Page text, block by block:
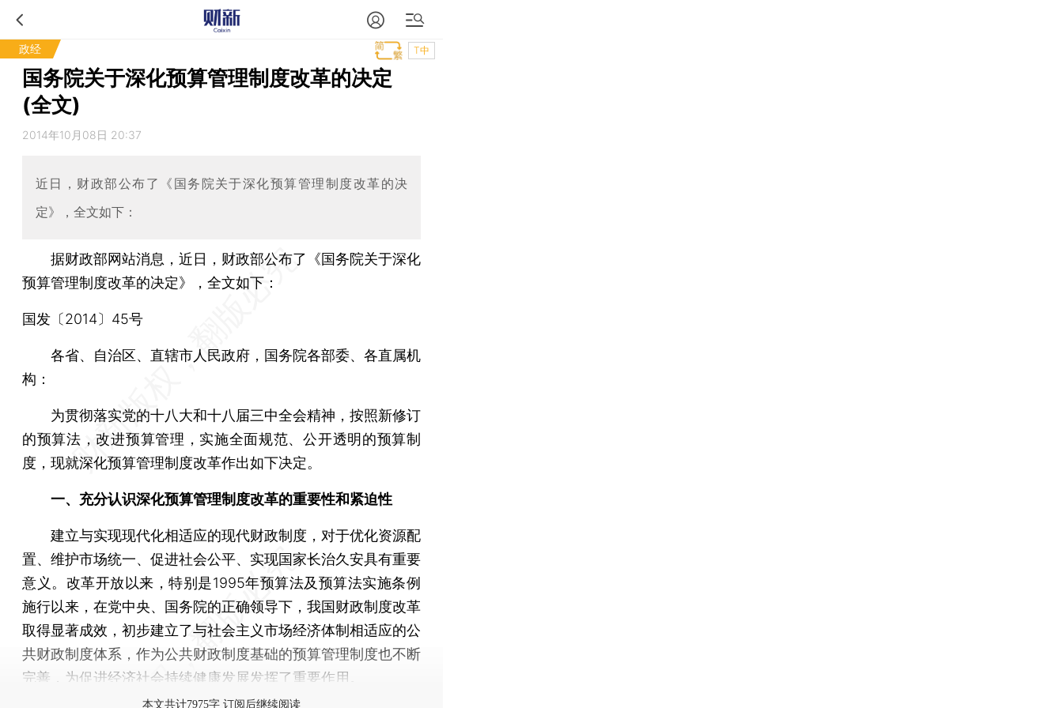
政经 T中
国务院关于深化预算管理制度改革的决定
(全文)
2014年10月08日 20:37
近日，财政部公布了《国务院关于深化预算管理制度改革的决
定》，全文如下：
据财政部网站消息，近日，财政部公布了《国务院关于深化
预算管理制度改革的决定》，全文如下：
国发〔2014〕45号
各省、自治区、直辖市人民政府，国务院各部委、各直属机
构：
为贯彻落实党的十八大和十八届三中全会精神，按照新修订
的预算法，改进预算管理，实施全面规范、公开透明的预算制
度，现就深化预算管理制度改革作出如下决定。
一、充分认识深化预算管理制度改革的重要性和紧迫性
建立与实现现代化相适应的现代财政制度，对于优化资源配
置、维护市场统一、促进社会公平、实现国家长治久安具有重要
意义。改革开放以来，特别是1995年预算法及预算法实施条例
施行以来，在党中央、国务院的正确领导下，我国财政制度改革
取得显著成效，初步建立了与社会主义市场经济体制相适应的公
共财政制度体系，作为公共财政制度基础的预算管理制度也不断
完善，为促进经济社会持续健康发展发挥了重要作用。
本文共计7975字 订阅后继续阅读